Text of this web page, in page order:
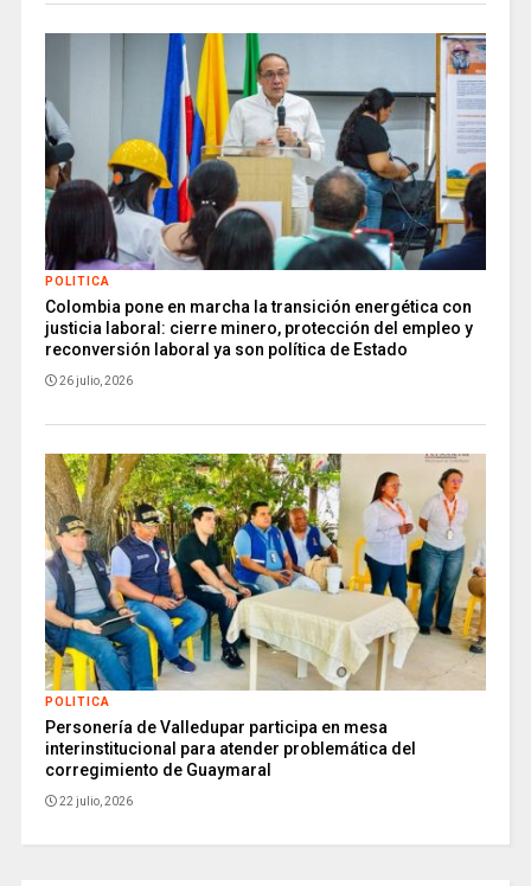
POLITICA
Colombia pone en marcha la transición energética con
justicia laboral: cierre minero, protección del empleo y
reconversión laboral ya son política de Estado
26 julio, 2026
POLITICA
Personería de Valledupar participa en mesa
interinstitucional para atender problemática del
corregimiento de Guaymaral
22 julio, 2026